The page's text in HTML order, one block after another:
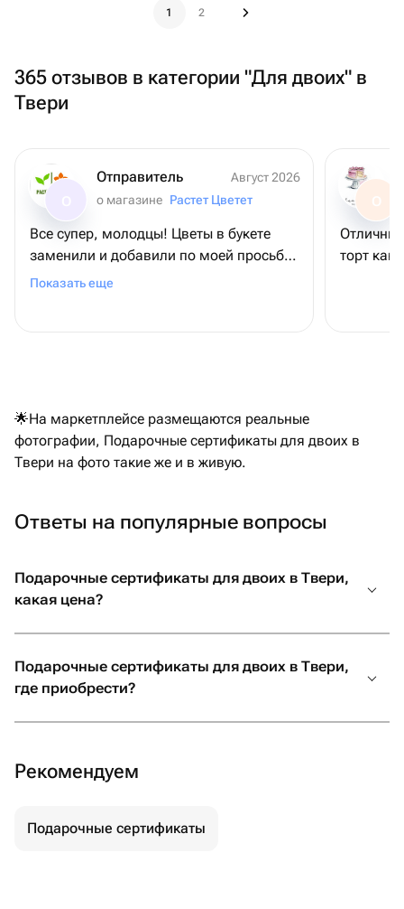
1 2
365 отзывов в категории "Для двоих" в
Твери
Отправитель
Август 2026
о магазине Растет Цветет
Все супер, молодцы! Цветы в букете
заменили и добавили по моей просьбе -
получилось даже лучше! Мама очень
Показать еще
О
торт как
🌟На маркетплейсе размещаются реальные
фотографии, Подарочные сертификаты для двоих в
Твери на фото такие же и в живую.
Ответы на популярные вопросы
Подарочные сертификаты для двоих в Твери,
какая цена?
Подарочные сертификаты для двоих в Твери,
где приобрести?
Рекомендуем
Подарочные сертификаты